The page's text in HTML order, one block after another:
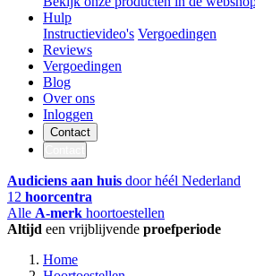
Hulp
Instructievideo's Vergoedingen
Reviews
Vergoedingen
Blog
Over ons
Inloggen
Contact
Audiciens aan huis door héél Nederland
12 hoorcentra
Alle A-merk hoortoestellen
Altijd een vrijblijvende proefperiode
Home